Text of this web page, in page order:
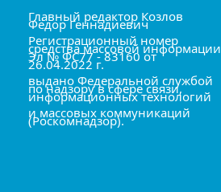
Главный редактор Козлов
Фёдор Геннадиевич
Регистрационный номер
средства массовой информации
Эл № ФС77 - 83160 от
26.04.2022 г.
выдано Федеральной службой
по надзору в сфере связи,
информационных технологий
и массовых коммуникаций
(Роскомнадзор).